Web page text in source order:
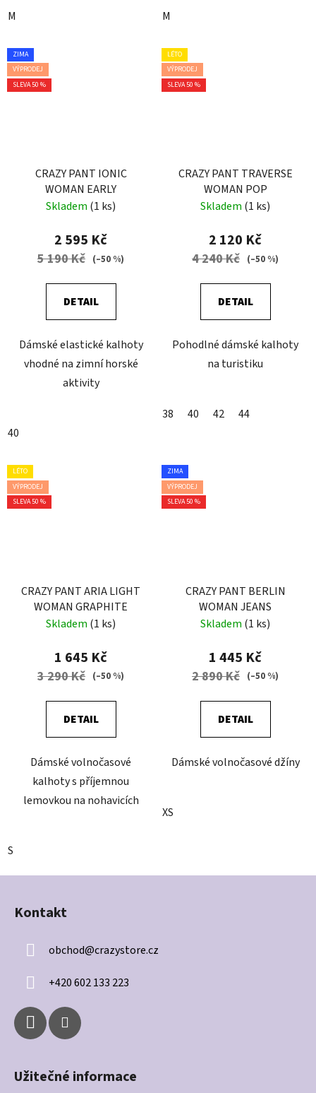
M M
ZIMA
VÝPRODEJ
SLEVA 50 %
CRAZY PANT IONIC
WOMAN EARLY
Skladem (1 ks)
2 595 Kč
5 190 Kč (–50 %)
DETAIL
Dámské elastické kalhoty
vhodné na zimní horské
aktivity
40
LÉTO
VÝPRODEJ
SLEVA 50 %
CRAZY PANT TRAVERSE
WOMAN POP
Skladem (1 ks)
2 120 Kč
4 240 Kč (–50 %)
DETAIL
Pohodlné dámské kalhoty
na turistiku
38 40 42 44
LÉTO
VÝPRODEJ
SLEVA 50 %
CRAZY PANT ARIA LIGHT
WOMAN GRAPHITE
Skladem (1 ks)
1 645 Kč
3 290 Kč (–50 %)
DETAIL
Dámské volnočasové
kalhoty s příjemnou
lemovkou na nohavicích
S
ZIMA
VÝPRODEJ
SLEVA 50 %
CRAZY PANT BERLIN
WOMAN JEANS
Skladem (1 ks)
1 445 Kč
2 890 Kč (–50 %)
DETAIL
Dámské volnočasové džíny
XS
Z
Kontakt
obchod@crazystore.cz
+420 602 133 223
Užitečné informace